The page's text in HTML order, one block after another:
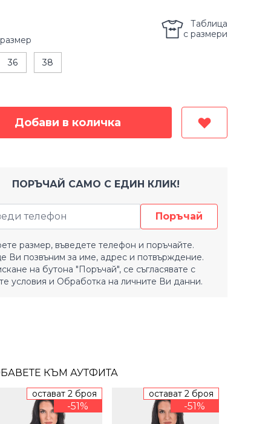
размер
36 38
Таблица
с размери
Добави в количка
ПОРЪЧАЙ САМО С ЕДИН КЛИК!
Поръчай
размер, въведете телефон и поръчайте.
Ви позвъним за име, адрес и потвърждение.
на бутона "Поръчай", се съгласявате с
условия и Обработка на личните Ви данни.
КЪМ АУТФИТА
остават 2 броя
-51%
остават 2 броя
-51%